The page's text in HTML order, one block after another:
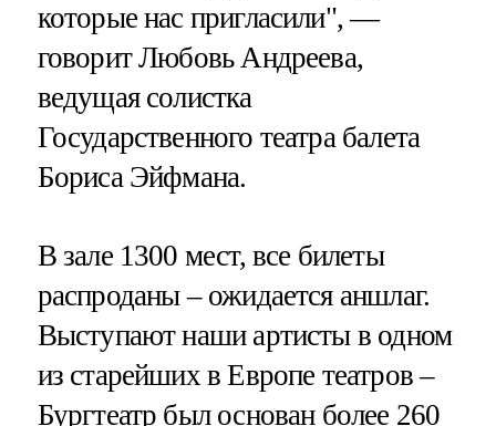
которые нас пригласили", —
говорит Любовь Андреева,
ведущая солистка
Государственного театра балета
Бориса Эйфмана.
В зале 1300 мест, все билеты
распроданы – ожидается аншлаг.
Выступают наши артисты в одном
из старейших в Европе театров –
Бургтеатр был основан более 260